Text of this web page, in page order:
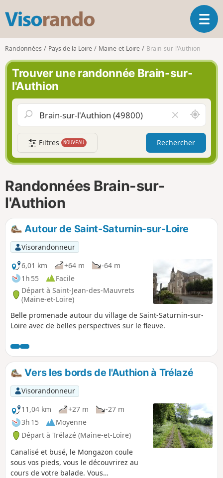
s
o
r
n
o
O
u
a
n
v
g
a
Randonnées Pays de la Loire Maine-et-Loire Brain-sur-l'Authion
Trouver une randonnée Brain-sur-
l'Authion
i
d
e
r
l
m
p
A
u
t
u
r
i
Filtres NOUVEAU Rechercher
Randonnées Brain-sur-
l'Authion
Autour de Saint-Saturnin-sur-Loire
Visorandonneur
6,01 km
+64 m
-64 m
1h 55
Facile
Départ à Saint-Jean-des-Mauvrets
(Maine-et-Loire)
Belle promenade autour du village de Saint-Saturnin-sur-
Loire avec de belles perspectives sur le fleuve.
Vers les bords de l'Authion à Trélazé
Visorandonneur
11,04 km
+27 m
-27 m
3h 15
Moyenne
Départ à Trélazé (Maine-et-Loire)
Canalisé et busé, le Mongazon coule
sous vos pieds, vous le découvrirez au
cours de votre balade. Vous